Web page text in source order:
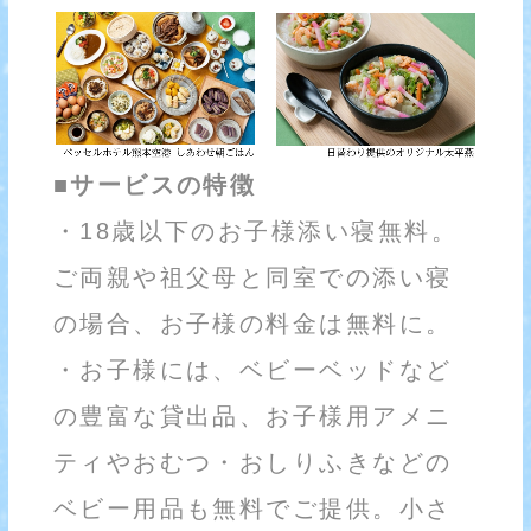
■サービスの特徴
・18歳以下のお子様添い寝無料。
ご両親や祖父母と同室での添い寝
の場合、お子様の料金は無料に。
・お子様には、ベビーベッドなど
の豊富な貸出品、お子様用アメニ
ティやおむつ・おしりふきなどの
ベビー用品も無料でご提供。小さ